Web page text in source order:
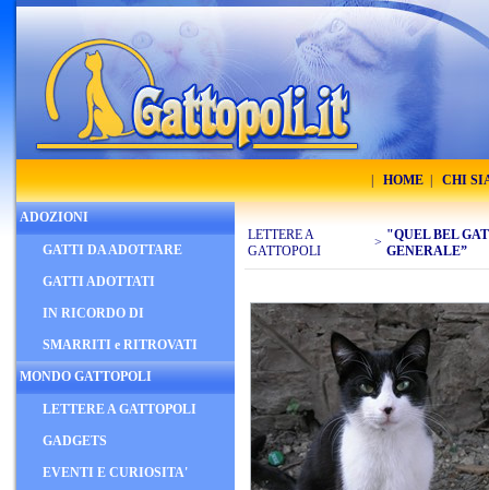
HOME CHI
ADOZIONI
GATTI DA ADOTTARE
GATTI ADOTTATI
IN RICORDO DI
SMARRITI e RITROVATI
MONDO GATTOPOLI
LETTERE A GATTOPOLI
GADGETS
EVENTI E CURIOSITA'
LETTERE A
GATTOPOLI
> "QUEL BEL
GENERALE”